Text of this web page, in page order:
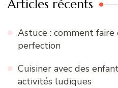
Articles récents
Astuce : comment faire
perfection
Cuisiner avec des
activités ludiques